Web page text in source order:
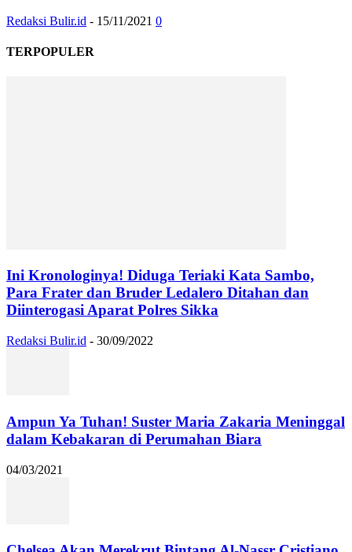
Redaksi Bulir.id - 15/11/2021 0
TERPOPULER
Ini Kronologinya! Diduga Teriaki Kata Sambo,
Para Frater dan Bruder Ledalero Ditahan dan
Diinterogasi Aparat Polres Sikka
Redaksi Bulir.id - 30/09/2022
Ampun Ya Tuhan! Suster Maria Zakaria Meninggal
dalam Kebakaran di Perumahan Biara
04/03/2021